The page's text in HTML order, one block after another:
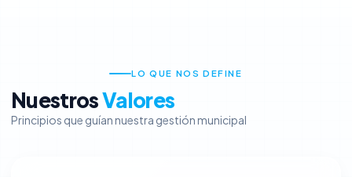
LO QUE NOS DEFINE
NuestrosValores
Principios que guían nuestra gestión municipal